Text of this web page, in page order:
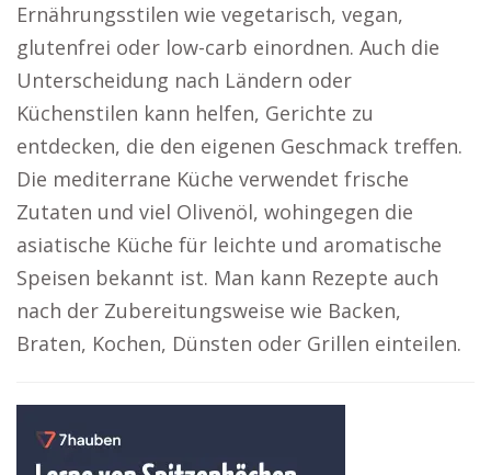
Ernährungsstilen wie vegetarisch, vegan,
glutenfrei oder low-carb einordnen. Auch die
Unterscheidung nach Ländern oder
Küchenstilen kann helfen, Gerichte zu
entdecken, die den eigenen Geschmack treffen.
Die mediterrane Küche verwendet frische
Zutaten und viel Olivenöl, wohingegen die
asiatische Küche für leichte und aromatische
Speisen bekannt ist. Man kann Rezepte auch
nach der Zubereitungsweise wie Backen,
Braten, Kochen, Dünsten oder Grillen einteilen.